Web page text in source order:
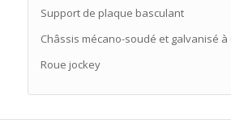
Support de plaque basculant
Châssis mécano-soudé et galvanisé à
Roue jockey